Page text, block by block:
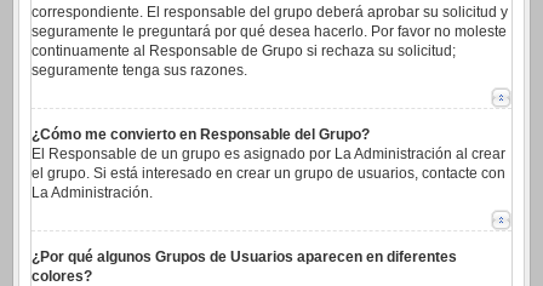
correspondiente. El responsable del grupo deberá aprobar su solicitud y
seguramente le preguntará por qué desea hacerlo. Por favor no moleste
continuamente al Responsable de Grupo si rechaza su solicitud;
seguramente tenga sus razones.
¿Cómo me convierto en Responsable del Grupo?
El Responsable de un grupo es asignado por La Administración al crear
el grupo. Si está interesado en crear un grupo de usuarios, contacte con
La Administración.
¿Por qué algunos Grupos de Usuarios aparecen en diferentes
colores?